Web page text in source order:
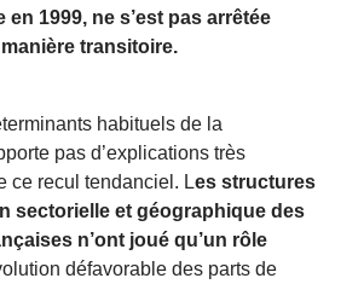
en 1999, ne s’est pas arrêtée
transitoire.
habituels de la
pas d’explications très
ce recul tendanciel. Les structures
sectorielle et géographique des
n’ont joué qu’un rôle
défavorable des parts de